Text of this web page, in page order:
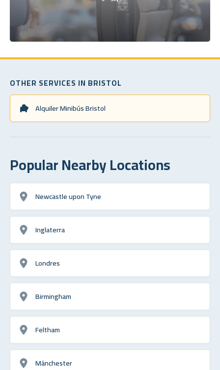
OTHER SERVICES IN BRISTOL
Alquiler Minibús Bristol
Popular Nearby Locations
Newcastle upon Tyne
Inglaterra
Londres
Birmingham
Feltham
Mánchester